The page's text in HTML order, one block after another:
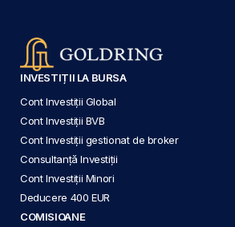
INVESTIȚII LA BURSA
Cont Investiții Global
Cont Investiții BVB
Cont Investiții gestionat de broker
Consultanță Investiții
Cont Investiții Minori
Deducere 400 EUR
COMISIOANE